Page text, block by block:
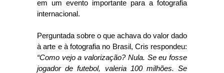
em um evento importante para a fotografia
internacional.
Perguntada sobre o que achava do valor dado
à arte e à fotografia no Brasil, Cris respondeu:
“Como vejo a valorização? Nula. Se eu fosse
jogador de futebol, valeria 100 milhões. Se